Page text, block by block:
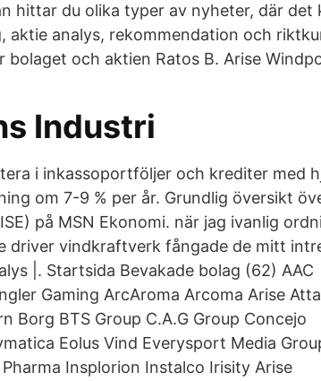
hittar du olika typer av nyheter, där det
aktie analys, rekommendation och
och aktien Ratos B. Arise
Industri
i inkassoportföljer och krediter med
om 7-9 % per år. Grundlig översikt
på MSN Ekonomi. när jag ivanlig
driver vindkraftverk fångade de mitt
|. Startsida Bevakade bolag (62) AAC
Gaming ArcAroma Arcoma Arise
Borg BTS Group C.A.G Group Concejo
Eolus Vind Everysport Media
Insplorion Instalco Irisity Arise